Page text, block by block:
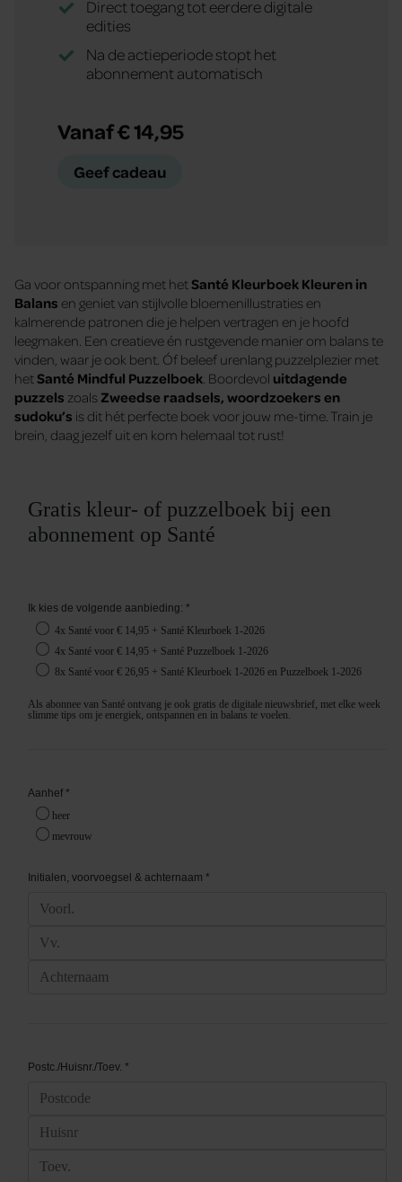
Direct toegang tot eerdere digitale
edities
Na de actieperiode stopt het
abonnement automatisch
Vanaf € 14,95
Geef cadeau
Ga voor ontspanning met hetSanté Kleurboek Kleuren in
Balans en geniet van stijlvolle bloemenillustraties en
kalmerende patronen die je helpen vertragen en je hoofd
leegmaken. Een creatieve én rustgevende manier om balans te
vinden, waar je ook bent. Óf beleef urenlang puzzelplezier met
hetSanté Mindful Puzzelboek . Boordevol uitdagende
puzzels zoals Zweedse raadsels, woordzoekers en
sudoku’s is dit hét perfecte boek voor jouw me-time. Train je
brein, daag jezelf uit en kom helemaal tot rust!